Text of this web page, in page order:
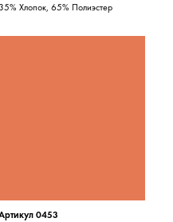
35% Хлопок, 65% Полиэстер
0453